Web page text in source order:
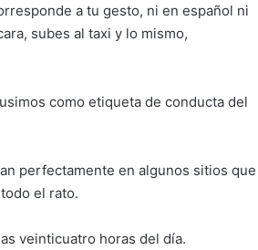
a tu gesto, ni en español ni
subes al taxi y lo mismo,
como etiqueta de conducta del
perfectamente en algunos sitios que
el rato.
veinticuatro horas del día.